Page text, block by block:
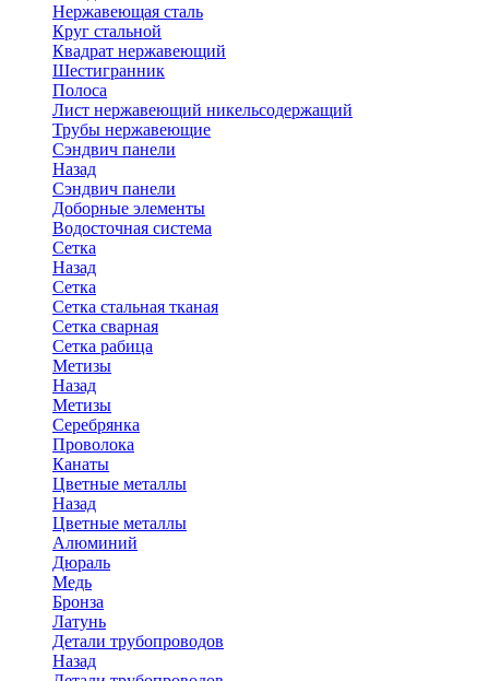
Нержавеющая сталь
Круг стальной
Квадрат нержавеющий
Шестигранник
Полоса
Лист нержавеющий никельсодержащий
Трубы нержавеющие
Сэндвич панели
Назад
Сэндвич панели
Доборные элементы
Водосточная система
Сетка
Назад
Сетка
Сетка стальная тканая
Сетка сварная
Сетка рабица
Метизы
Назад
Метизы
Серебрянка
Проволока
Канаты
Цветные металлы
Назад
Цветные металлы
Алюминий
Дюраль
Медь
Бронза
Латунь
Детали трубопроводов
Назад